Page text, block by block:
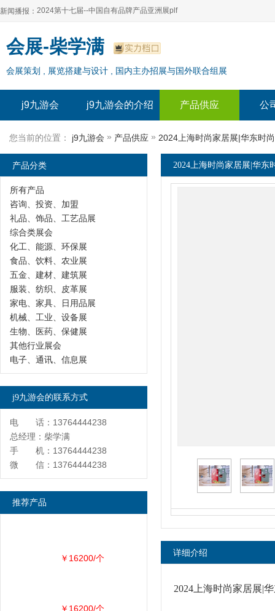
新闻播报：
2024上海自有品牌展--百货展|食品展 零售展|oem展
2024全球自有--品牌产品亚洲展（plf）
2024上海自有品牌展--2024上海oem 贴牌代加工展
2024第十七届--中国自有品牌产品亚洲展plf
2024全球自有--品牌产品亚洲展（plf）
2024年上海--第17届自有品牌展
会展-柴学满
会展策划 , 展览搭建与设计 , 国内主办招展与国外联合组展
j9九游会 j9九游会的介绍 产品供应 公
您当前的位置： j9九游会 » 产品供应 » 2024上海时尚家居展|华东时
2024上海时尚家居展|华东
详细介绍
2024上海时尚家居展|
产品分类
所有产品
咨询、投资、加盟
礼品、饰品、工艺品展
综合类展会
化工、能源、环保展
食品、饮料、农业展
五金、建材、建筑展
服装、纺织、皮革展
家电、家具、日用品展
机械、工业、设备展
生物、医药、保健展
其他行业展会
电子、通讯、信息展
j9九游会的联系方式
电 话：13764444238
总经理：柴学满
手 机：13764444238
微 信：13764444238
推荐产品
￥16200/个
￥16200/个